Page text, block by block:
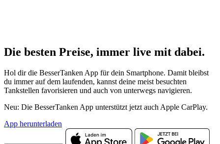
Die besten Preise, immer live mit dabei.
Hol dir die BesserTanken App für dein Smartphone. Damit bleibst
du immer auf dem laufenden, kannst deine meist besuchten
Tankstellen favorisieren und auch von unterwegs navigieren.
Neu: Die BesserTanken App unterstützt jetzt auch Apple CarPlay.
App herunterladen